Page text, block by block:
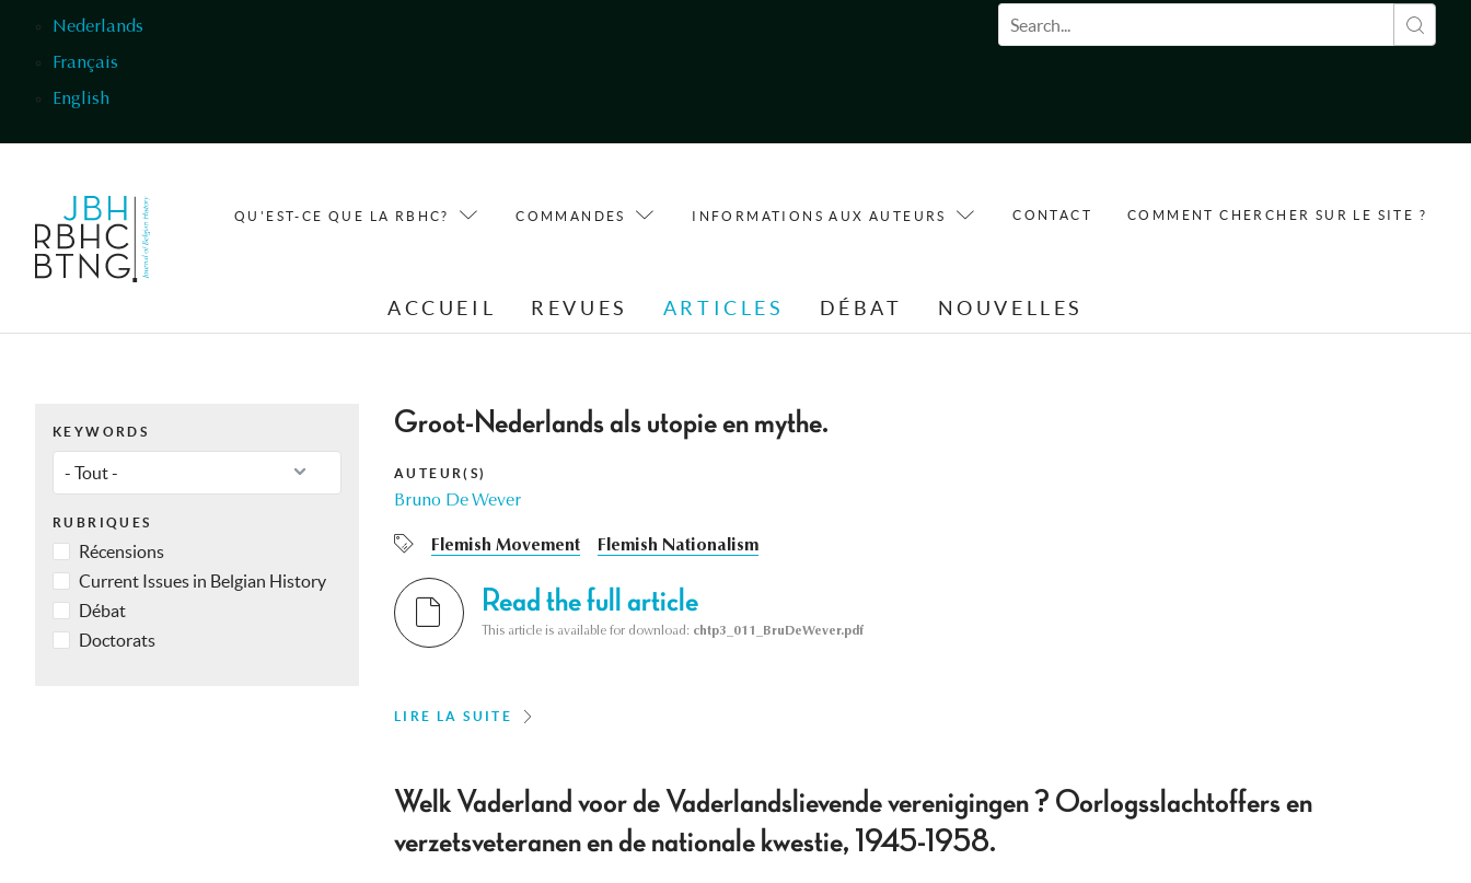
Nederlands
Français
English
Formulaire de recherche
QU'EST-CE QUE LA RBHC? COMMANDES INFORMATIONS AUX AUTEURS CONTACT COMMENT CHERCHER SUR LE SITE ?
ACCUEIL REVUES ARTICLES DÉBAT NOUVELLES
KEYWORDS
RUBRIQUES
Récensions
Current Issues in Belgian History
Débat
Doctorats
Groot-Nederlands als utopie en mythe.
AUTEUR(S)
Bruno De Wever
Flemish Movement Flemish Nationalism
Read the full article
This article is available for download: chtp3_011_BruDeWever.pdf
LIRE LA SUITE
Welk Vaderland voor de Vaderlandslievende verenigingen ? Oorlogsslachtoffers en
verzetsveteranen en de nationale kwestie, 1945-1958.